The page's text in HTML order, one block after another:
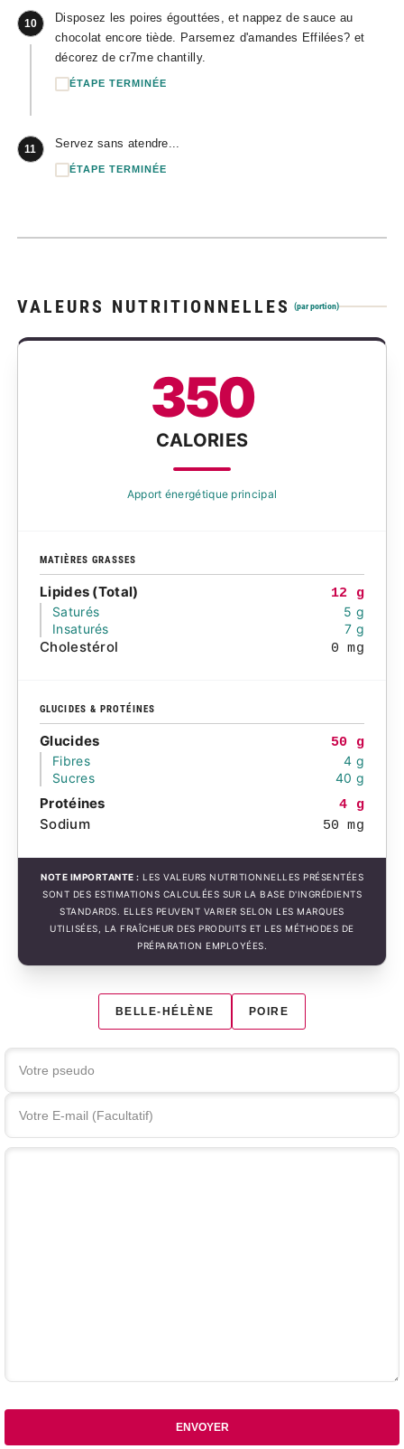
10
Disposez les poires égouttées, et nappez de sauce au
chocolat encore tiède. Parsemez d'amandes Effilées? et
décorez de cr7me chantilly.
ÉTAPE TERMINÉE
11 Servez sans atendre...
ÉTAPE TERMINÉE
VALEURS NUTRITIONNELLES (par portion)
350
CALORIES
Apport énergétique principal
MATIÈRES GRASSES
Lipides (Total)
12 g
Saturés
5 g
Insaturés
7 g
Cholestérol 0 mg
GLUCIDES & PROTÉINES
Glucides
50 g
Fibres
4 g
Sucres
40 g
Protéines 4 g
Sodium 50 mg
NOTE IMPORTANTE : LES VALEURS NUTRITIONNELLES PRÉSENTÉES
SONT DES ESTIMATIONS CALCULÉES SUR LA BASE D'INGRÉDIENTS
STANDARDS. ELLES PEUVENT VARIER SELON LES MARQUES
UTILISÉES, LA FRAÎCHEUR DES PRODUITS ET LES MÉTHODES DE
PRÉPARATION EMPLOYÉES.
BELLE-HÉLÈNE POIRE
Votre commentaire
ENVOYER